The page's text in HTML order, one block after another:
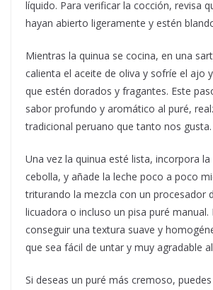
líquido. Para verificar la cocción, revisa
hayan abierto ligeramente y estén
Mientras la quinua se cocina, en una
calienta el aceite de oliva y sofríe el ajo
que estén dorados y fragantes. Este
sabor profundo y aromático al puré,
tradicional peruano que tanto nos gusta.
Una vez la quinua esté lista, incorpora
cebolla, y añade la leche poco a poco
triturando la mezcla con un procesador
licuadora o incluso un pisa puré manual.
conseguir una textura suave y
que sea fácil de untar y muy agradable
Si deseas un puré más cremoso,